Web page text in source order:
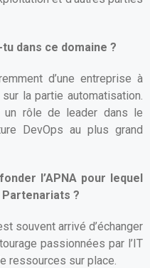
dans ce domaine ?
d’une entreprise à
la partie automatisation.
un rôle de leader dans le
DevOps au plus grand
l’APNA pour lequel
?
souvent arrivé d’échanger
passionnées par l’IT
ressources sur place.